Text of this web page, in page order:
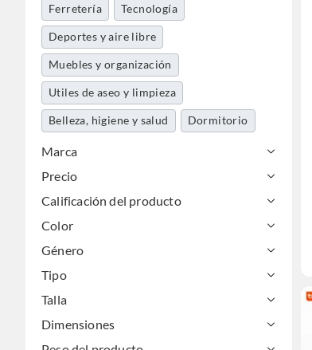
Ferretería Tecnología
Deportes y aire libre
Muebles y organización
Utiles de aseo y limpieza
Belleza, higiene y salud Dormitorio
Mascotas
Jardín y terraza
Música y pasatiempos
Niños y juguetería
Libros, papelería y celebraciones
Marca
Precio
Calificación del producto
Color
Género
Tipo
Talla
Dimensiones